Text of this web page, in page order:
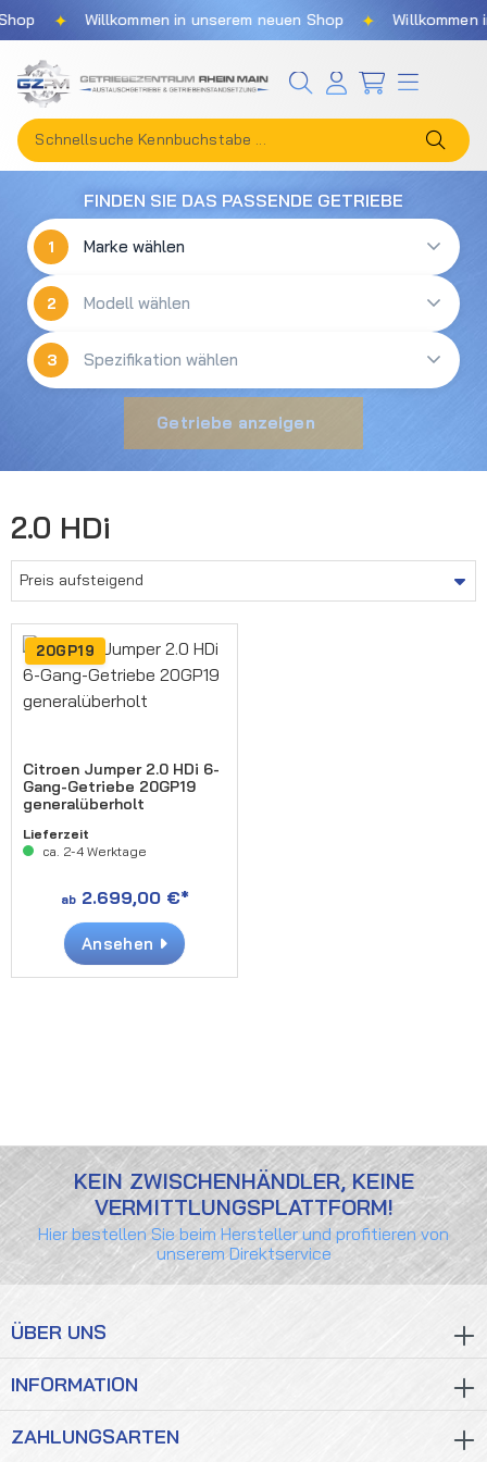
Zum Hauptinhalt springen
✦ Willkommen in unserem neuen Shop ✦ Willkommen
FINDEN SIE DAS PASSENDE GETRIEBE
1
2
3
Getriebe anzeigen
2.0 HDi
20GP19
Citroen Jumper 2.0 HDi 6-
Gang-Getriebe 20GP19
generalüberholt
Lieferzeit
ca. 2-4 Werktage
ab2.699,00 €*
Ansehen
KEIN ZWISCHENHÄNDLER, KEINE
VERMITTLUNGSPLATTFORM!
Hier bestellen Sie beim Hersteller und profitieren von
unserem Direktservice
ÜBER UNS
INFORMATION
ZAHLUNGSARTEN